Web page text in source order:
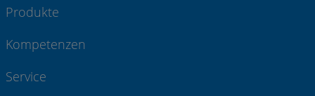
Produkte
Kompetenzen
Service